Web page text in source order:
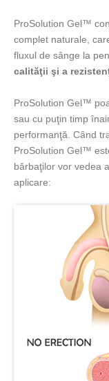
ProSolution Gel™
complet naturale,
fluxul de sânge la
calităţii şi a
ProSolution Gel™
sau cu puţin timp
performanţă. Când
ProSolution Gel™
bărbaţilor vor vedea
aplicare: